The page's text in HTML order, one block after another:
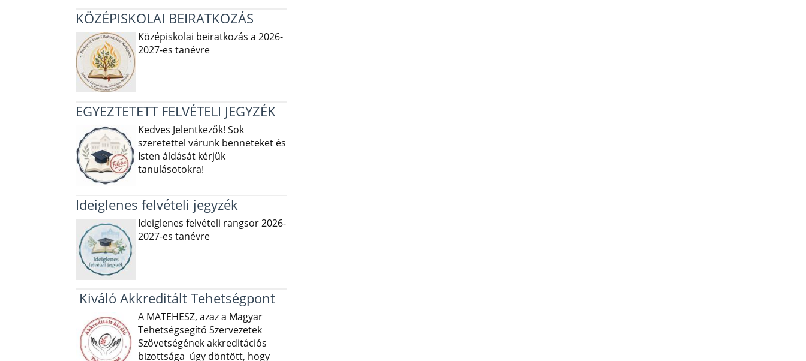
KÖZÉPISKOLAI BEIRATKOZÁS
Középiskolai beiratkozás a 2026-
2027-es tanévre
EGYEZTETETT FELVÉTELI JEGYZÉK
Kedves Jelentkezők! Sok
szeretettel várunk benneteket és
Isten áldását kérjük
tanulásotokra!
Ideiglenes felvételi jegyzék
Ideiglenes felvételi rangsor 2026-
2027-es tanévre
Kiváló Akkreditált Tehetségpont
A MATEHESZ, azaz a Magyar
Tehetségsegítő Szervezetek
Szövetségének akkreditációs
bizottsága úgy döntött, hogy